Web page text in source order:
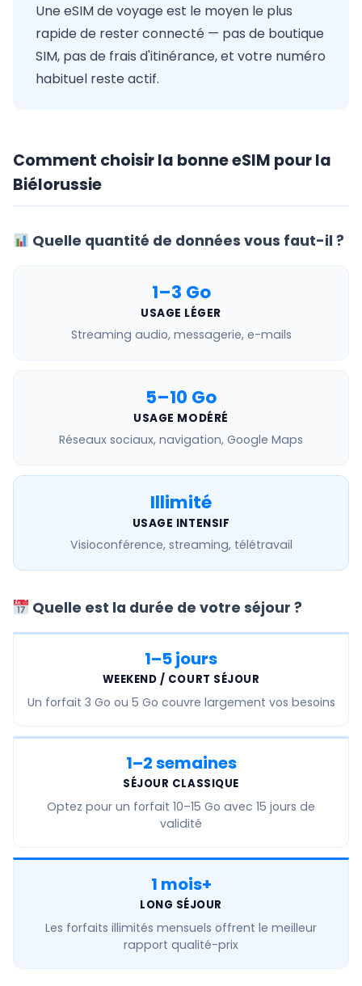
Une eSIM de voyage est le moyen le plus
rapide de rester connecté — pas de boutique
SIM, pas de frais d'itinérance, et votre numéro
habituel reste actif.
Comment choisir la bonne eSIM pour la
Biélorussie
Quelle quantité de données vous faut-il ?
1–3 Go
USAGE LÉGER
Streaming audio, messagerie, e-mails
5–10 Go
USAGE MODÉRÉ
Réseaux sociaux, navigation, Google Maps
Illimité
USAGE INTENSIF
Visioconférence, streaming, télétravail
Quelle est la durée de votre séjour ?
1–5 jours
WEEKEND / COURT SÉJOUR
Un forfait 3 Go ou 5 Go couvre largement vos besoins
1–2 semaines
SÉJOUR CLASSIQUE
Optez pour un forfait 10–15 Go avec 15 jours de
validité
1 mois+
LONG SÉJOUR
Les forfaits illimités mensuels offrent le meilleur
rapport qualité-prix